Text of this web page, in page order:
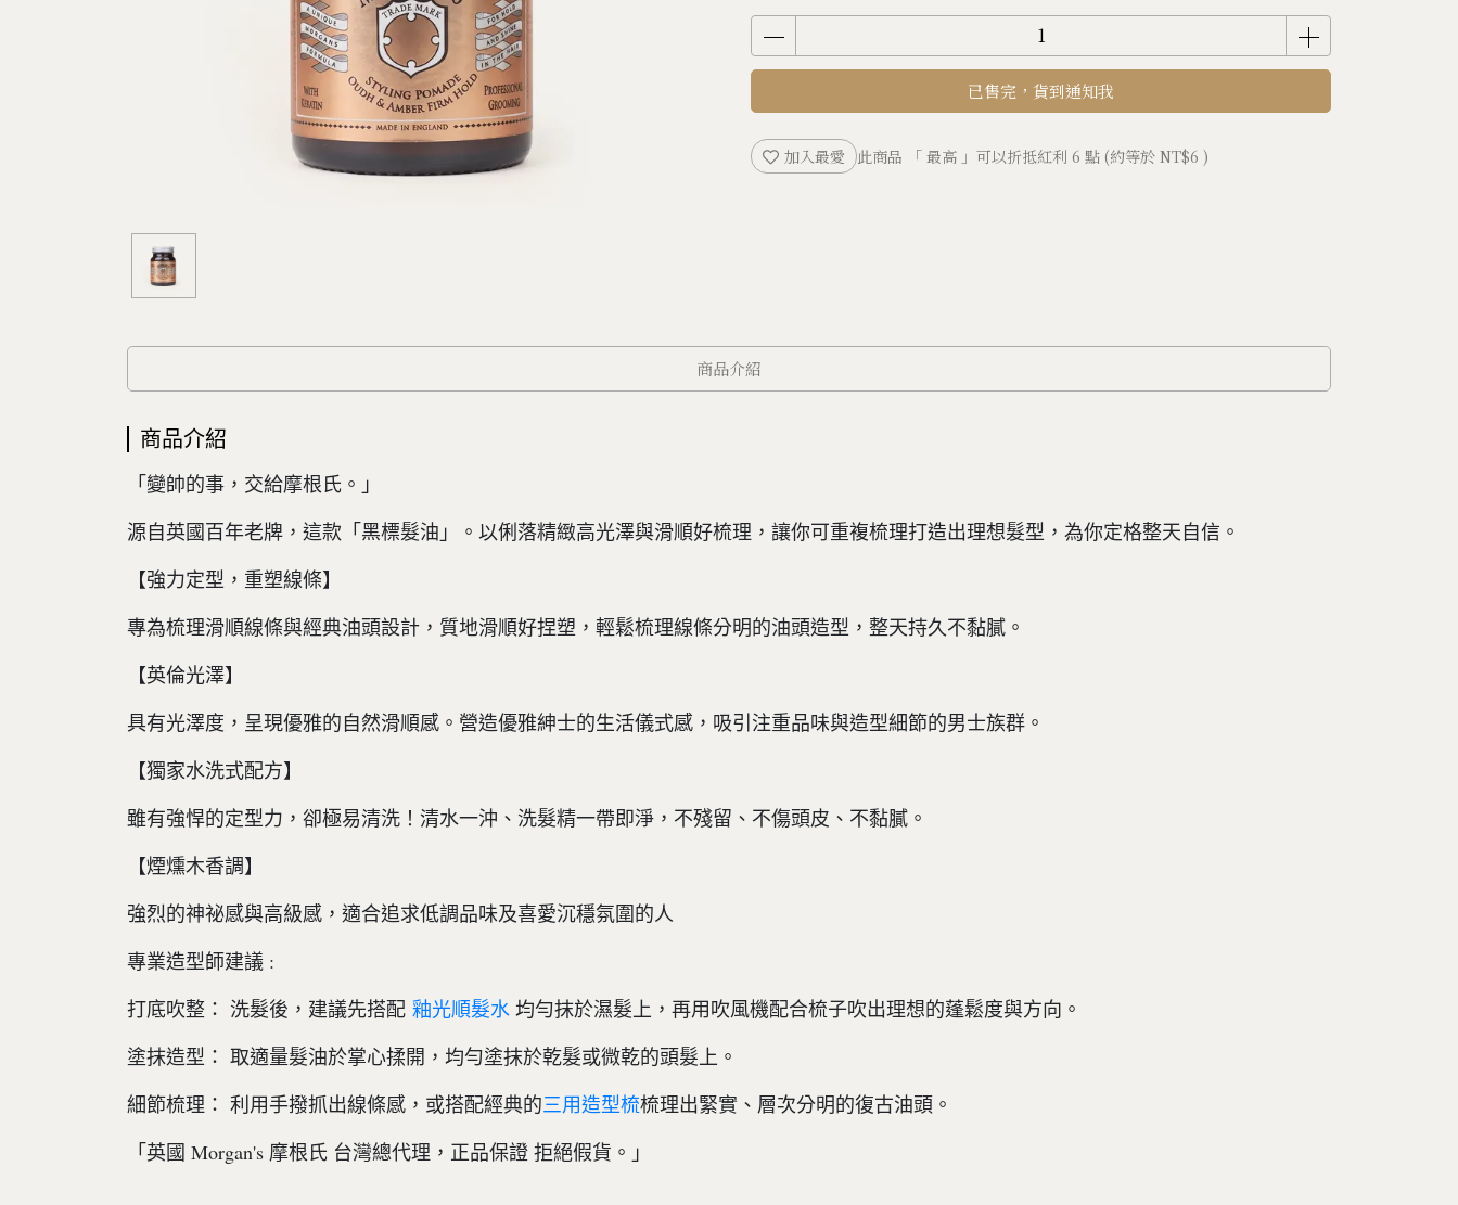
已售完，貨到通知我
加入最愛 此商品 「 最高 」可以折抵紅利 6 點 (約等於 NT$6 )
商品介紹
商品介紹
「變帥的事，交給摩根氏。」
源自英國百年老牌，這款「黑標髮油」。以俐落精緻高光澤與滑順好梳理，讓你可重複梳理打造出理想髮型，為你定格整天自信。
【強力定型，重塑線條】
專為梳理滑順線條與經典油頭設計，質地滑順好捏塑，輕鬆梳理線條分明的油頭造型，整天持久不黏膩。
【英倫光澤】
具有光澤度，呈現優雅的自然滑順感。營造優雅紳士的生活儀式感，吸引注重品味與造型細節的男士族群。
【獨家水洗式配方】
雖有強悍的定型力，卻極易清洗！清水一沖、洗髮精一帶即淨，不殘留、不傷頭皮、不黏膩。
【煙燻木香調】
強烈的神祕感與高級感，適合追求低調品味及喜愛沉穩氛圍的人
專業造型師建議 :
打底吹整： 洗髮後，建議先搭配 釉光順髮水 均勻抹於濕髮上，再用吹風機配合梳子吹出理想的蓬鬆度與方向。
塗抹造型： 取適量髮油於掌心揉開，均勻塗抹於乾髮或微乾的頭髮上。
細節梳理： 利用手撥抓出線條感，或搭配經典的三用造型梳梳理出緊實、層次分明的復古油頭。
「英國 Morgan's 摩根氏 台灣總代理，正品保證 拒絕假貨。」